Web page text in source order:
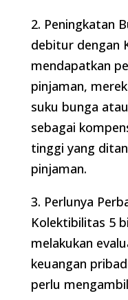
2. Peningkatan
debitur dengan
mendapatkan
pinjaman,
suku bunga
sebagai
tinggi yang
pinjaman.
3. Perlunya
Kolektibilitas 5
melakukan
keuangan
perlu